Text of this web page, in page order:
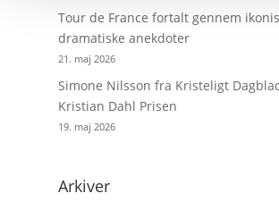
Tour de France fortalt gennem
dramatiske anekdoter
21. maj 2026
Simone Nilsson fra Kristeligt
Kristian Dahl Prisen
19. maj 2026
Arkiver